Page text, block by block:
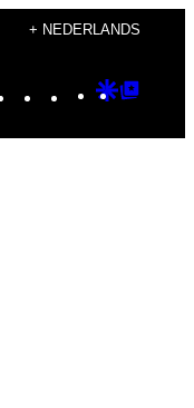
+ NEDERLANDS
Instagram
TikTok
YouTube
Google